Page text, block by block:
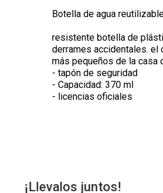
Botella de agua
resistente botella de
derrames accidentales. el
más pequeños de la casa
- tapón de seguridad
- Capacidad: 370 ml
- licencias oficiales
¡Llevalos juntos!